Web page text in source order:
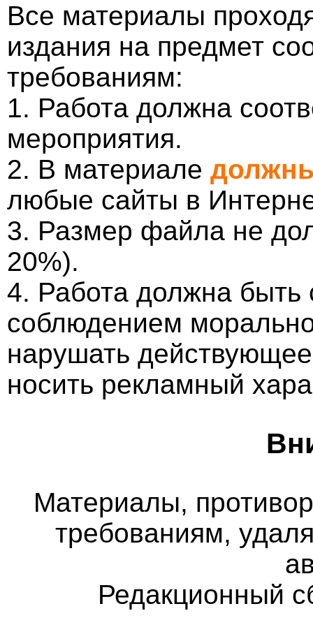
Все материалы
издания на предмет
требованиям:
1. Работа должна
мероприятия.
2. В материале
любые сайты в
3. Размер файла не
20%).
4. Работа должна
соблюдением
нарушать
носить рекламный
Материалы,
требованиям,
Редакционный